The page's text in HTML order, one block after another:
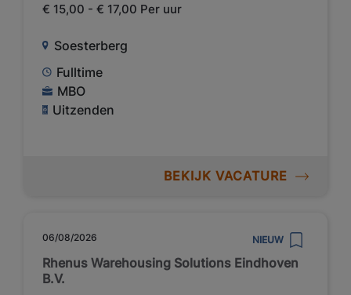
€ 15,00 - € 17,00 Per uur
Soesterberg
Fulltime
MBO
Uitzenden
BEKIJK VACATURE
06/08/2026 NIEUW
Rhenus Warehousing Solutions Eindhoven
B.V.